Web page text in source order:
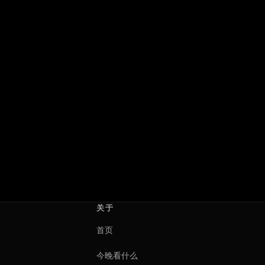
关于
首页
今晚看什么